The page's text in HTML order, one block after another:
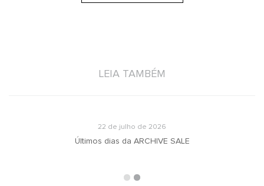
LEIA TAMBÉM
22 de julho de 2026
Últimos dias da ARCHIVE SALE